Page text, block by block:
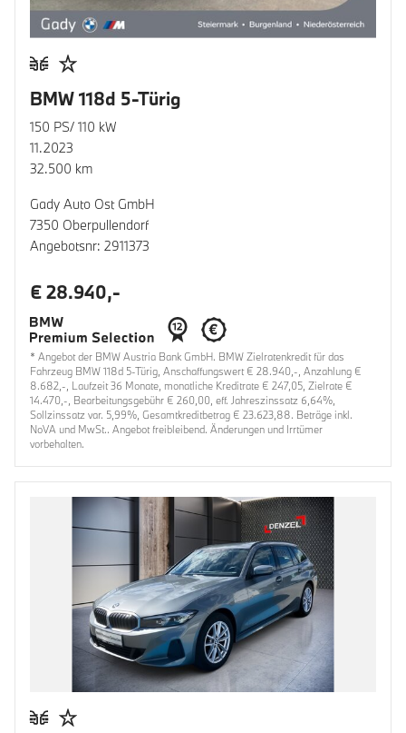
BMW 118d 5-Türig
150 PS/ 110 kW
11.2023
32.500 km
Gady Auto Ost GmbH
7350 Oberpullendorf
Angebotsnr: 2911373
€ 28.940,-
* Angebot der BMW Austria Bank GmbH. BMW Zielratenkredit für das
Fahrzeug BMW 118d 5-Türig, Anschaffungswert € 28.940,-, Anzahlung €
8.682,-, Laufzeit 36 Monate, monatliche Kreditrate € 247,05, Zielrate €
14.470,-, Bearbeitungsgebühr € 260,00, eff. Jahreszinssatz 6,64%,
Sollzinssatz var. 5,99%, Gesamtkreditbetrag € 23.623,88. Beträge inkl.
NoVA und MwSt.. Angebot freibleibend. Änderungen und Irrtümer
vorbehalten.